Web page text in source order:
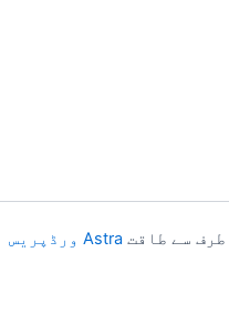
Astra ورڈپریس